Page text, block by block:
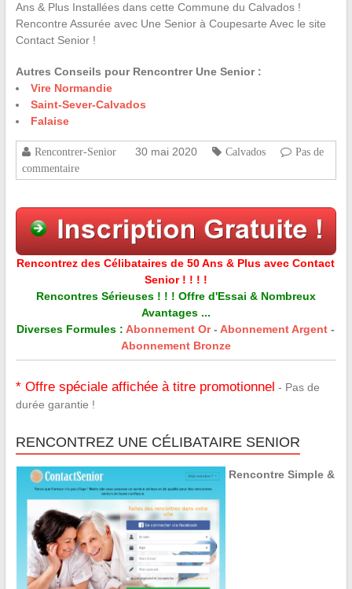
Ans & Plus Installées dans cette Commune du Calvados !
Rencontre Assurée avec Une Senior à Coupesarte Avec le site
Contact Senior !
Autres Conseils pour Rencontrer Une Senior :
Vire Normandie
Saint-Sever-Calvados
Falaise
Rencontrer-Senior 30 mai 2020 Calvados
Pas de
commentaire
Rencontrez des Célibataires de 50 Ans & Plus avec Contact
Senior ! ! ! !
Rencontres Sérieuses ! ! ! Offre d'Essai & Nombreux
Avantages ...
Diverses Formules : Abonnement Or-Abonnement Argent -
Abonnement Bronze
* Offre spéciale affichée à titre promotionnel - Pas de
durée garantie !
RENCONTREZ UNE CÉLIBATAIRE SENIOR
Rencontre Simple &